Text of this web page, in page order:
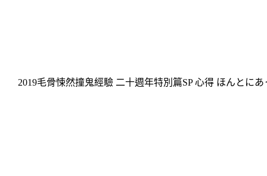
2019毛骨悚然撞鬼經驗 二十週年特別篇SP 心得 ほんとに